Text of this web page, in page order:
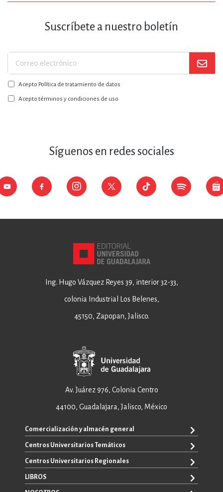
Suscríbete a nuestro boletín
Suscríbase
a
nuestro
boletín:
Acepto Política de tratamiento de datos
Acepto términos y condiciones de uso
Síguenos en redes sociales
Ing. Hugo Vázquez Reyes 39, interior 32-33,
colonia Industrial Los Belenes,
45150, Zapopan, Jalisco.
Av. Juárez 976, Colonia Centro
44100, Guadalajara, Jalisco, México
Comercialización y almacén general
+52 33 3640 6326
+52 33 3640 4595
ventas@editorial.udg.mx
Centros Universitarios Temáticos
CUAAD
CUCEA
Centros Universitarios Regionales
CUALTOS
LIBROS